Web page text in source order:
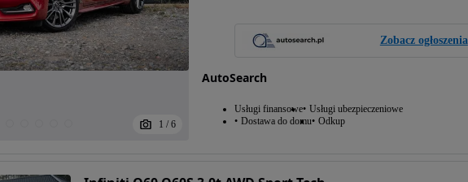
1 / 6
Zobacz ogłoszenia
AutoSearch
Usługi finansowe Usługi ubezpieczeniowe
Dostawa do domu Odkup